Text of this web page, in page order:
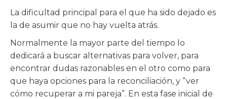
La dificultad principal para el que ha sido dejado es
la de asumir que no hay vuelta atrás.
Normalmente la mayor parte del tiempo lo
dedicará a buscar alternativas para volver, para
encontrar dudas razonables en el otro como para
que haya opciones para la reconciliación, y “ver
cómo recuperar a mi pareja”. En esta fase inicial de